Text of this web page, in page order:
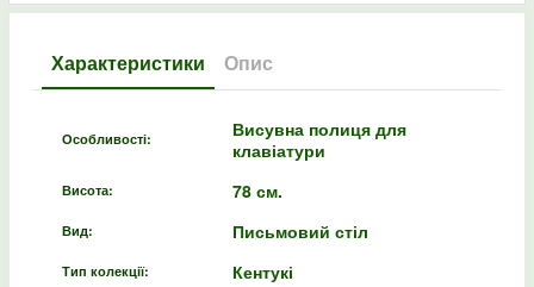
Характеристики Опис
Особливості:
Висувна полиця для
клавіатури
Висота: 78 см.
Вид: Письмовий стіл
Тип колекції: Кентукі